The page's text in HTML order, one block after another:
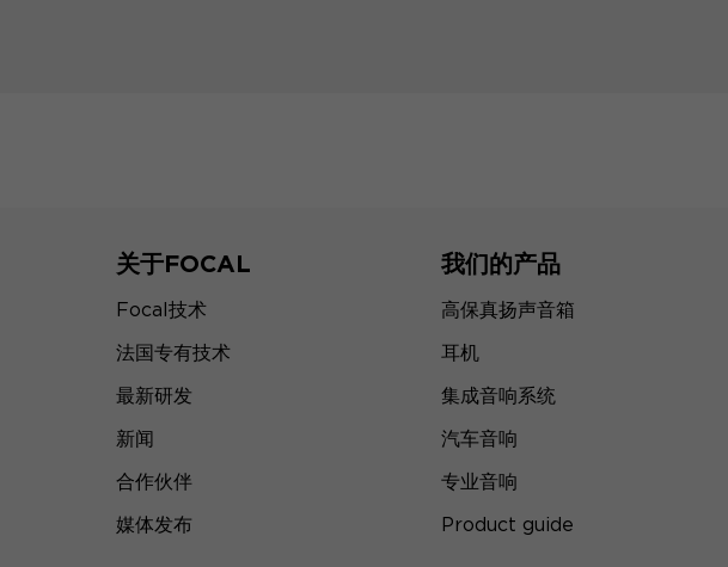
关于FOCAL
Focal技术
法国专有技术
最新研发
新闻
合作伙伴
媒体发布
我们的产品
高保真扬声音箱
耳机
集成音响系统
汽车音响
专业音响
Product guide